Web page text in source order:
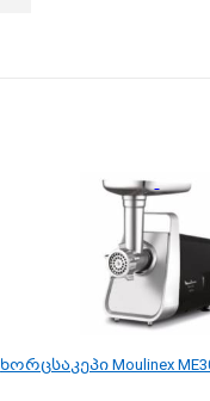
ხორცსაკეპი Moulinex